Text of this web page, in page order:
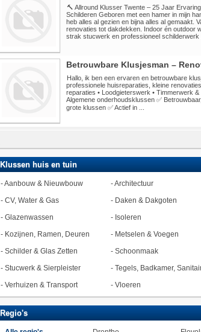
🔨 Allround Klusser Twente – 25 Jaar
Schilderen Geboren met een hamer in mijn
heb alles al gezien en bijna alles al gemaakt.
renovaties tot dakdekken. Indoor én outdoor
strak stucwerk en professioneel schilderwerk
Betrouwbare Klusjesman –
Hallo, ik ben een ervaren en betrouwbare
professionele huisreparaties, kleine
reparaties • Loodgieterswerk • Timmerwerk
Algemene onderhoudsklussen ✅
grote klussen ✅ Actief in ...
Klussen huis en tuin
-Aanbouw & Nieuwbouw -Architectuur
- CV, Water & Gas - Daken & Dakgoten
- Glazenwassen - Isoleren
- Kozijnen, Ramen, Deuren - Metselen & Voegen
- Schilder & Glas Zetten - Schoonmaak
- Stucwerk & Sierpleister - Tegels, Badkamer,
- Verhuizen & Transport - Vloeren
Regio's